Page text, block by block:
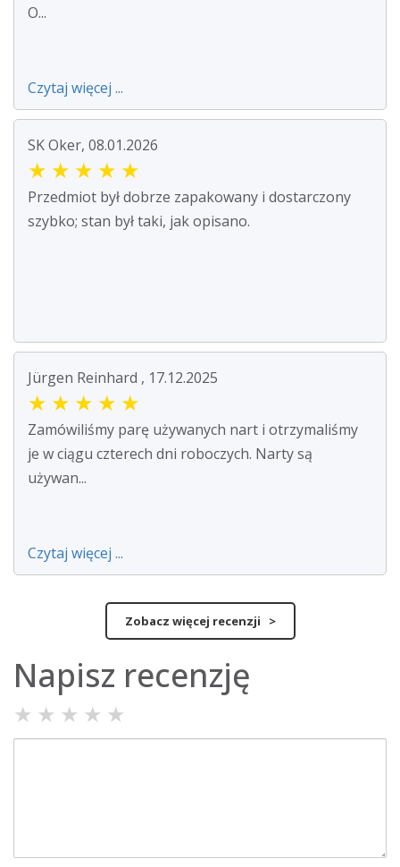
O...
Czytaj więcej ...
SK Oker, 08.01.2026
★ ★ ★ ★ ★
Przedmiot był dobrze zapakowany i dostarczony
szybko; stan był taki, jak opisano.
Jürgen Reinhard , 17.12.2025
★ ★ ★ ★ ★
Zamówiliśmy parę używanych nart i otrzymaliśmy
je w ciągu czterech dni roboczych. Narty są
używan...
Czytaj więcej ...
Zobacz więcej recenzji >
Napisz recenzję
★ ★ ★ ★ ★